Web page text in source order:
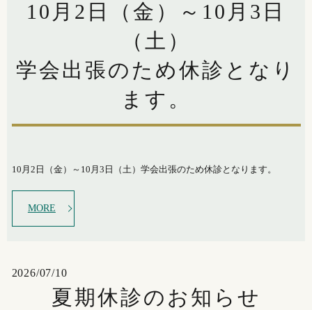
10月2日（金）～10月3日
（土）
学会出張のため休診となり
ます。
10月2日（金）～10月3日（土）学会出張のため休診となります。
MORE
2026/07/10
夏期休診のお知らせ